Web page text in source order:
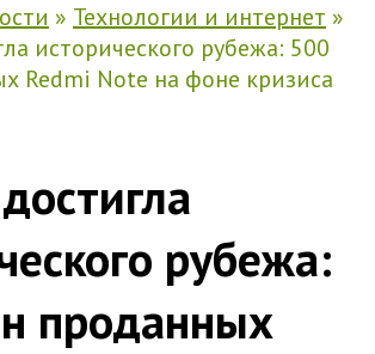
» Технологии и интернет »
исторического рубежа: 500
Redmi Note на фоне кризиса
рубежа:
проданных